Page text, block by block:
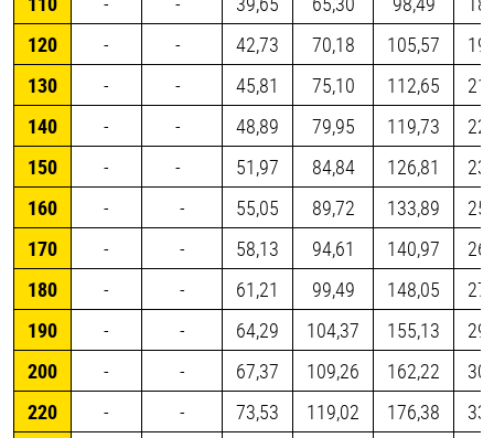
120
- - 42,73 70,18 105,57
130
- - 45,81 75,10 112,65
140
- - 48,89 79,95 119,73
150
- - 51,97 84,84 126,81
160
- - 55,05 89,72 133,89
170
- - 58,13 94,61 140,97
180
- - 61,21 99,49 148,05
190
- - 64,29 104,37 155,13
200
- - 67,37 109,26 162,22
220
- - 73,53 119,02 176,38